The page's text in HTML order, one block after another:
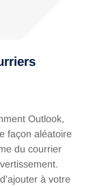
Outlook,
façon aléatoire
du courrier
à votre